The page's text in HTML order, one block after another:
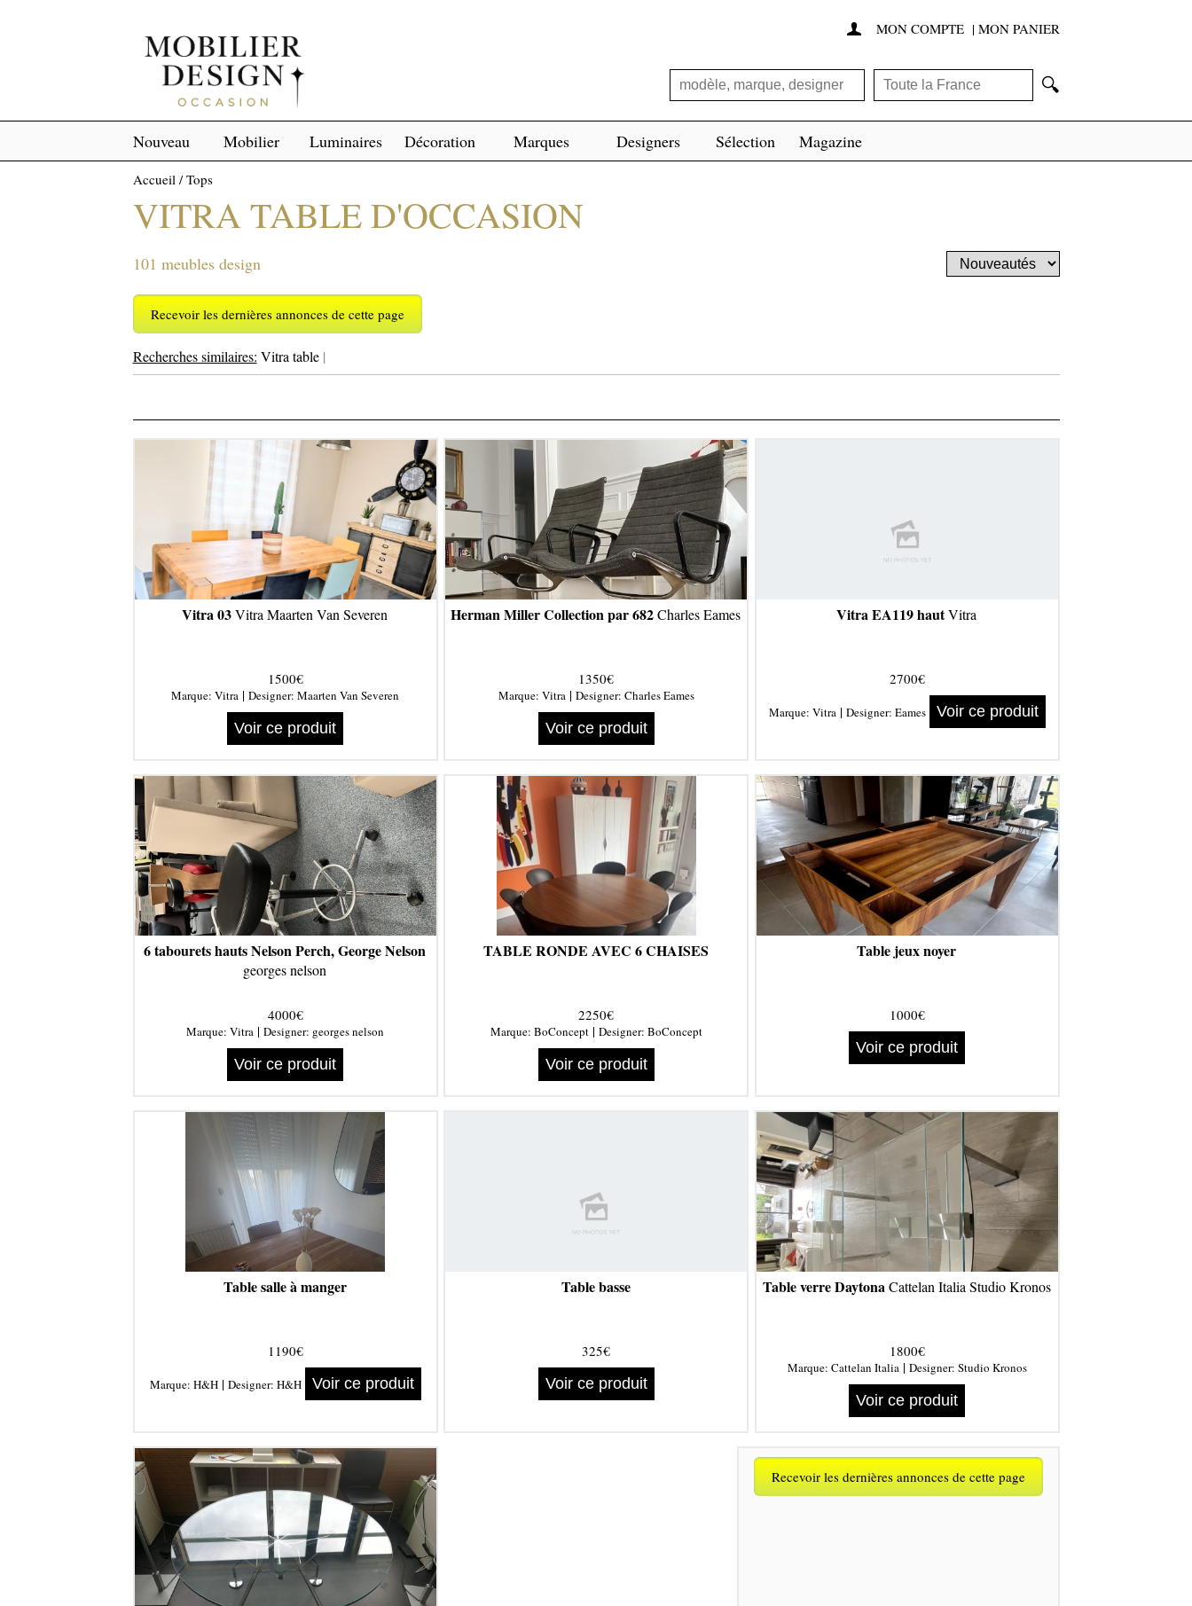
 MON COMPTE | MON PANIER
🔍
Nouveau Mobilier Luminaires Décoration Marques Designers Sélection Magazine
Accueil/Tops
VITRA TABLE D'OCCASION
101 meubles design
Recevoir les dernières annonces de cette page
Recherches similaires: Vitra table|
Vitra 03Vitra Maarten Van Severen
1500€
Marque: Vitra | Designer: Maarten Van Severen
Voir ce produit
Herman Miller Collection par 682Charles Eames
1350€
Marque: Vitra| Designer: Charles Eames
Voir ce produit
Vitra EA119 hautVitra
2700€
Marque: Vitra| Designer: Eames Voir ce produit
6 tabourets hauts Nelson Perch, George Nelson
georges nelson
4000€
Marque: Vitra | Designer: georges nelson
Voir ce produit
TABLE RONDE AVEC 6 CHAISES
2250€
Marque: BoConcept| Designer: BoConcept
Voir ce produit
Table jeux noyer
1000€
Voir ce produit
Table salle à manger
1190€
Marque: H&H| Designer: H&H Voir ce produit
Table basse
325€
Voir ce produit
Table verre DaytonaCattelan Italia Studio Kronos
1800€
Marque: Cattelan Italia| Designer: Studio Kronos
Voir ce produit
Recevoir les dernières annonces de cette page